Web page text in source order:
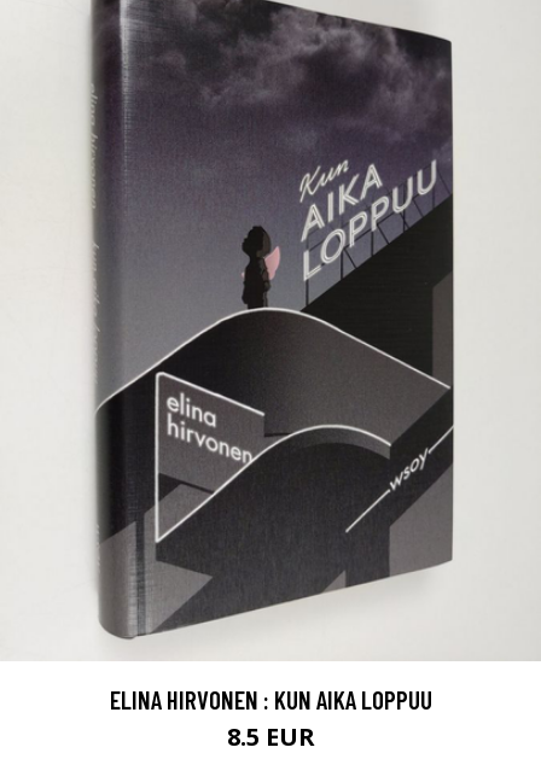
ELINA HIRVONEN : KUN AIKA LOPPUU
8.5 EUR